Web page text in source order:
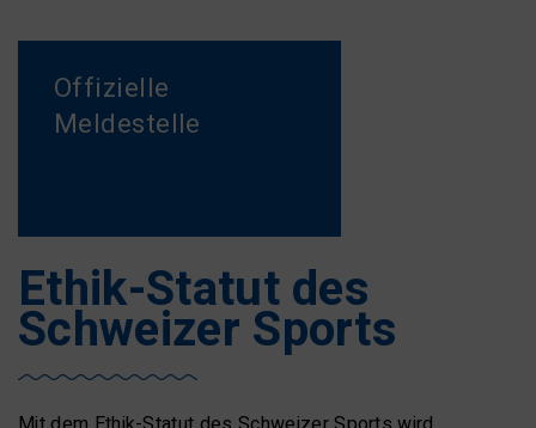
Offizielle
Meldestelle
Ethik-Statut des
Schweizer Sports